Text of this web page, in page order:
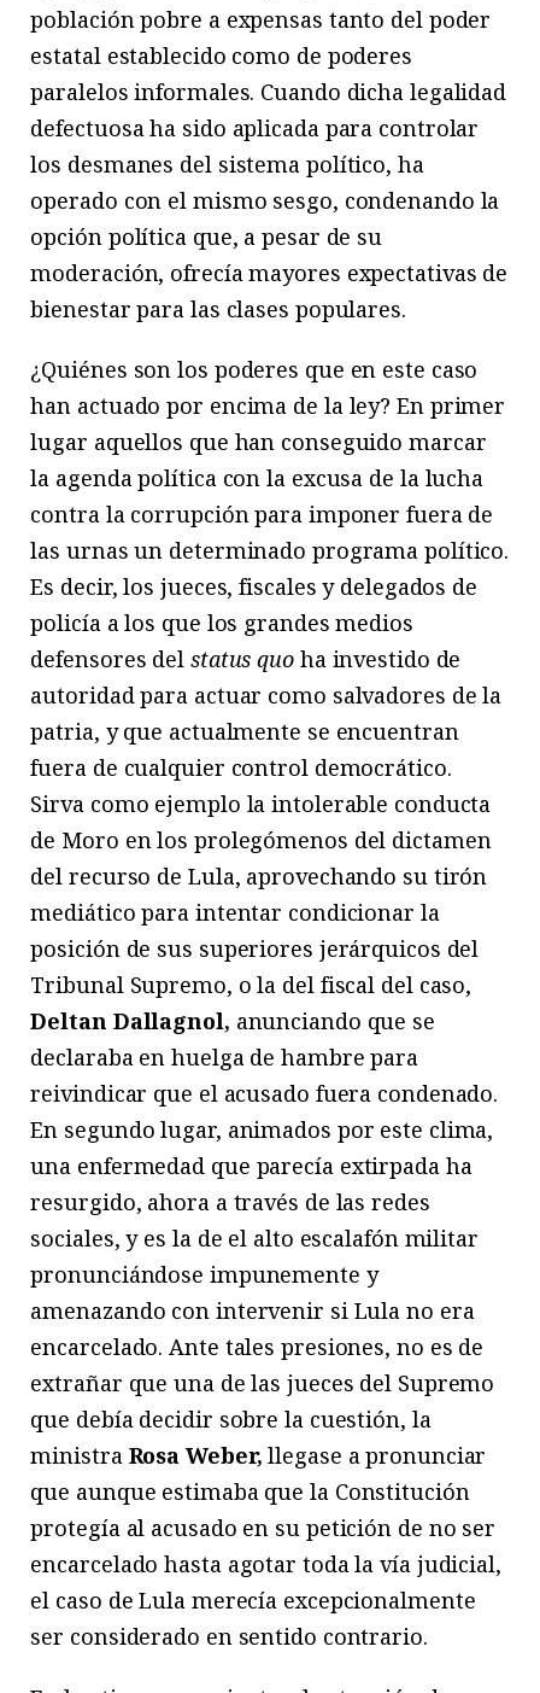
población pobre a expensas tanto del poder
estatal establecido como de poderes
paralelos informales. Cuando dicha legalidad
defectuosa ha sido aplicada para controlar
los desmanes del sistema político, ha
operado con el mismo sesgo, condenando la
opción política que, a pesar de su
moderación, ofrecía mayores expectativas de
bienestar para las clases populares.
¿Quiénes son los poderes que en este caso
han actuado por encima de la ley? En primer
lugar aquellos que han conseguido marcar
la agenda política con la excusa de la lucha
contra la corrupción para imponer fuera de
las urnas un determinado programa político.
Es decir, los jueces, fiscales y delegados de
policía a los que los grandes medios
defensores del status quoha investido de
autoridad para actuar como salvadores de la
patria, y que actualmente se encuentran
fuera de cualquier control democrático.
Sirva como ejemplo la intolerable conducta
de Moro en los prolegómenos del dictamen
del recurso de Lula, aprovechando su tirón
mediático para intentar condicionar la
posición de sus superiores jerárquicos del
Tribunal Supremo, o la del fiscal del caso,
Deltan Dallagnol, anunciando que se
declaraba en huelga de hambre para
reivindicar que el acusado fuera condenado.
En segundo lugar, animados por este clima,
una enfermedad que parecía extirpada ha
resurgido, ahora a través de las redes
sociales, y es la de el alto escalafón militar
pronunciándose impunemente y
amenazando con intervenir si Lula no era
encarcelado. Ante tales presiones, no es de
extrañar que una de las jueces del Supremo
que debía decidir sobre la cuestión, la
ministra Rosa Weber, llegase a pronunciar
que aunque estimaba que la Constitución
protegía al acusado en su petición de no ser
encarcelado hasta agotar toda la vía judicial,
el caso de Lula merecía excepcionalmente
ser considerado en sentido contrario.